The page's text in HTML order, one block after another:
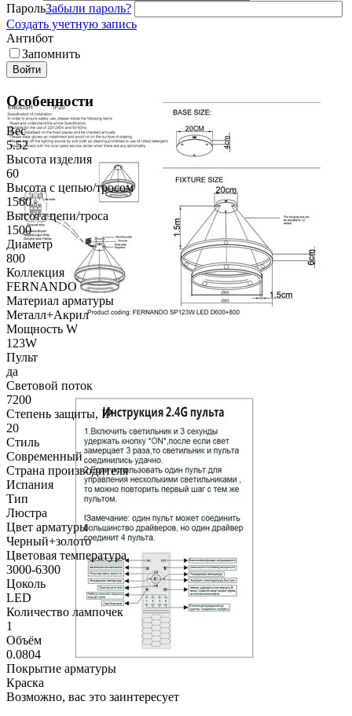
ПарольЗабыли пароль?
Создать учетную запись
Антибот
Запомнить
Войти
Особенности
Вес
5.52
Высота изделия
60
Высота с цепью/тросом
1560
Высота цепи/троса
1500
Диаметр
800
Коллекция
FERNANDO
Материал арматуры
Металл+Акрил
Мощность W
123W
Пульт
да
Световой поток
7200
Степень защиты, IP
20
Стиль
Современный
Страна производителя
Испания
Тип
Люстра
Цвет арматуры
Черный+золото
Цветовая температура
3000-6300
Цоколь
LED
Количество лампочек
1
Объём
0.0804
Покрытие арматуры
Краска
Возможно, вас это заинтересует